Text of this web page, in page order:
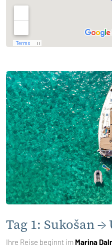
Tag 1: Sukošan →
Ihre Reise beginnt im Marina